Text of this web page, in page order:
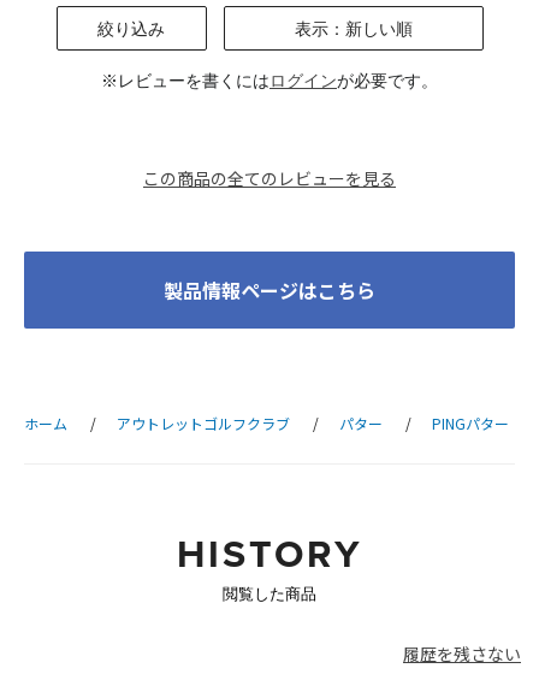
製品情報ページはこちら
絞り込み 表示：新しい順
※レビューを書くにはログインが必要です。
この商品の全てのレビューを見る
ホーム アウトレットゴルフクラブ パター PINGパター
HISTORY
閲覧した商品
履歴を残さない